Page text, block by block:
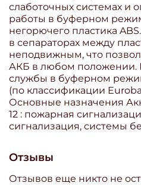
слаботочных системах и
работы в буферном
негорючего пластика
в сепараторах между
неподвижным, что
АКБ в любом положении.
службы в буферном
(по классификации
Основные назначения
12 : пожарная
сигнализация, системы
Отзывы
Отзывов еще никто не